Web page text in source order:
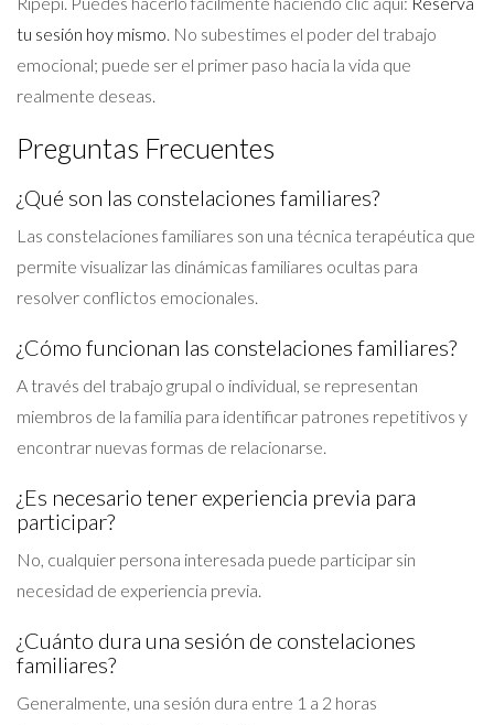
tu sesión hoy mismo. No subestimes el poder del trabajo
emocional; puede ser el primer paso hacia la vida que
realmente deseas.
Preguntas Frecuentes
¿Qué son las constelaciones familiares?
Las constelaciones familiares son una técnica terapéutica que
permite visualizar las dinámicas familiares ocultas para
resolver conflictos emocionales.
¿Cómo funcionan las constelaciones familiares?
A través del trabajo grupal o individual, se representan
miembros de la familia para identificar patrones repetitivos y
encontrar nuevas formas de relacionarse.
¿Es necesario tener experiencia previa para
participar?
No, cualquier persona interesada puede participar sin
necesidad de experiencia previa.
¿Cuánto dura una sesión de constelaciones
familiares?
Generalmente, una sesión dura entre 1 a 2 horas